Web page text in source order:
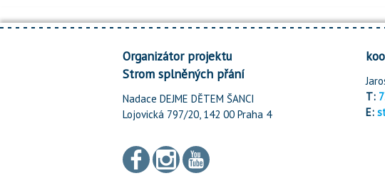
Organizátor projektu
Strom splněných přání
Nadace DEJME DĚTEM ŠANCI
Lojovická 797/20, 142 00 Praha 4
T:
E: